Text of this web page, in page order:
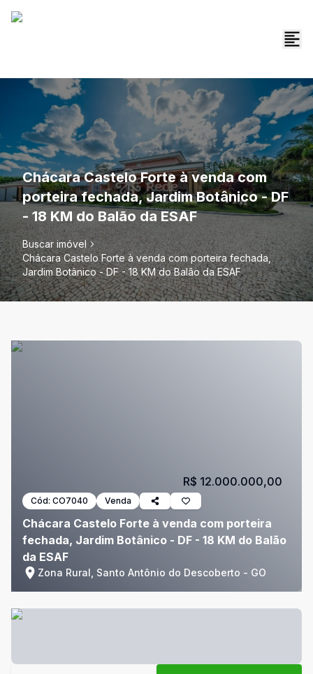
Chácara Castelo Forte à venda com
porteira fechada, Jardim Botânico - DF
- 18 KM do Balão da ESAF
Buscar imóvel
Chácara Castelo Forte à venda com porteira fechada,
Jardim Botânico - DF - 18 KM do Balão da ESAF
Cód: CO7040 Venda
Chácara Castelo Forte à venda com porteira
fechada, Jardim Botânico - DF - 18 KM do Balão
da ESAF
Zona Rural, Santo Antônio do Descoberto - GO
R$ 12.000.000,00